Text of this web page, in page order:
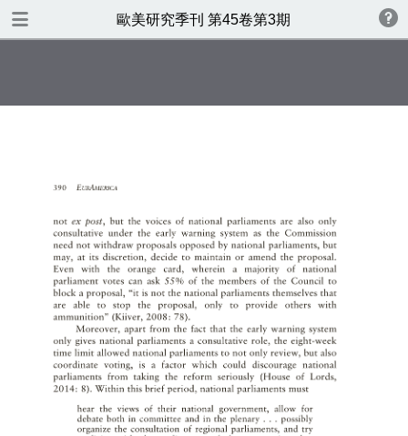
歐美研究季刊 第45卷第3期
TABLE OF CONTENTS
目錄
美國支持臺灣參與國際民航組織
Democratic Implications ofthe
Treaty of Lisbon